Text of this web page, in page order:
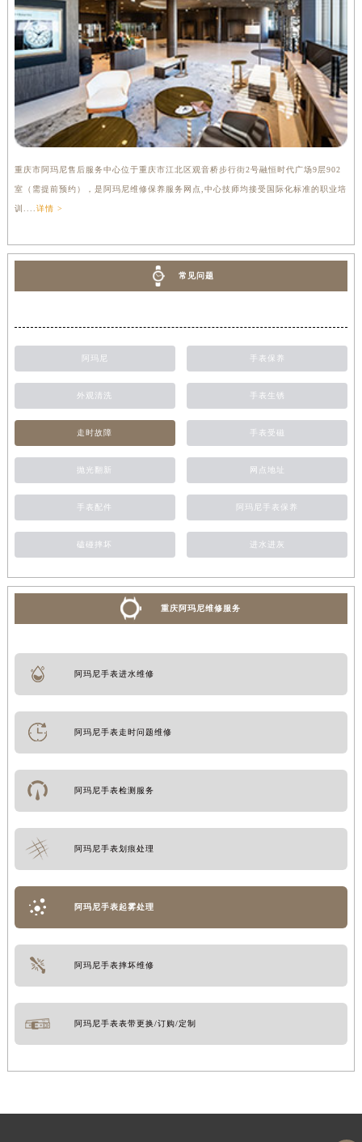
重庆市阿玛尼售后服务中心位于重庆市江北区观音桥步行街2号融恒时代广场9层902
室（需提前预约），是阿玛尼维修保养服务网点,中心技师均接受国际化标准的职业培
训.... 详情 >
常见问题
阿玛尼 手表保养
外观清洗 手表生锈
走时故障 手表受磁
抛光翻新 网点地址
手表配件 阿玛尼手表保养
磕碰摔坏 进水进灰
重庆阿玛尼维修服务
阿玛尼手表进水维修
阿玛尼手表走时问题维修
阿玛尼手表检测服务
阿玛尼手表划痕处理
阿玛尼手表起雾处理
阿玛尼手表摔坏维修
阿玛尼手表表带更换/订购/定制